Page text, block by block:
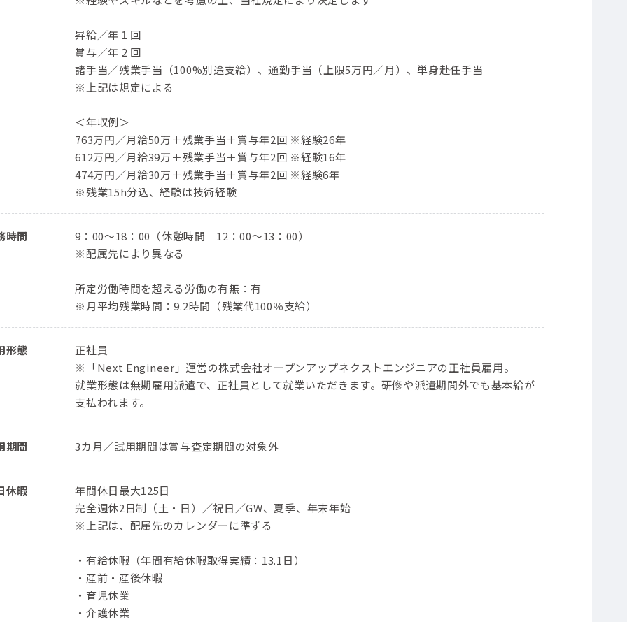
昇給／年１回
賞与／年２回
諸手当／残業手当（100%別途支給）、通勤手当（上限5万円／月）、単身赴任手当
※上記は規定による
＜年収例＞
763万円／⽉給50万＋残業⼿当＋賞与年2回 ※経験26年
612万円／⽉給39万＋残業⼿当＋賞与年2回 ※経験16年
474万円／⽉給30万＋残業⼿当＋賞与年2回 ※経験6年
※残業15h分込、経験は技術経験
時間
9：00〜18：00（休憩時間 12：00〜13：00）
※配属先により異なる
所定労働時間を超える労働の有無：有
※月平均残業時間：9.2時間（残業代100％支給）
形態
正社員
※「Next Engineer」運営の株式会社オープンアップネクストエンジニアの正社員雇用。
就業形態は無期雇用派遣で、正社員として就業いただきます。研修や派遣期間外でも基本給が
支払われます。
期間 3カ月／試用期間は賞与査定期間の対象外
休暇
年間休日最大125日
完全週休2日制（土・日）／祝日／GW、夏季、年末年始
※上記は、配属先のカレンダーに準ずる
・有給休暇（年間有給休暇取得実績：13.1日）
・産前・産後休暇
・育児休業
・介護休業